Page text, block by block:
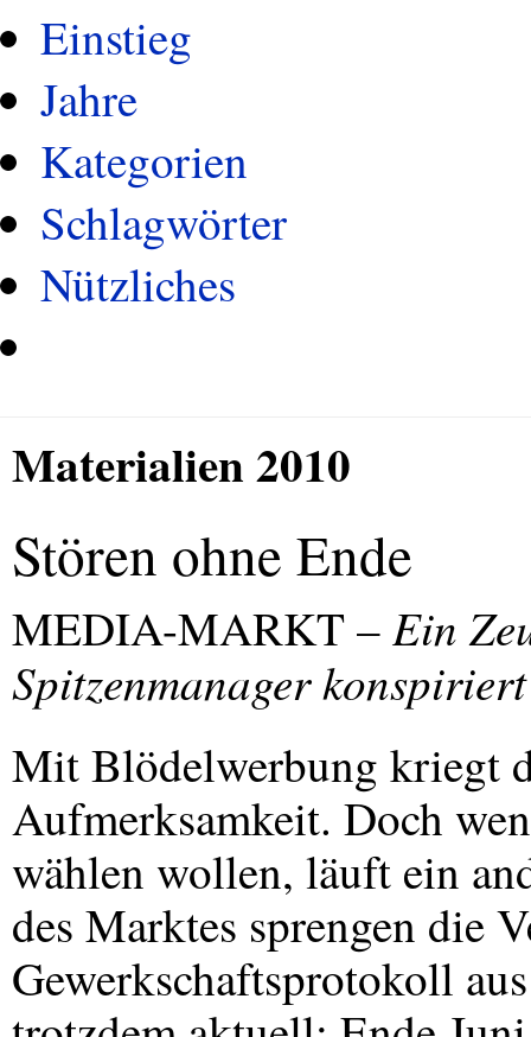
Einstieg
Jahre
Kategorien
Schlagwörter
Nützliches
Materialien 2010
Stören ohne Ende
MEDIA-MARKT–Ein
Spitzenmanager
Mit Blödelwerbung kriegt
Aufmerksamkeit. Doch
wählen wollen, läuft ein
des Marktes sprengen die
Gewerkschaftsprotokoll